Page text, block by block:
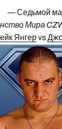
— Седьмой
Мира
Янгерvs